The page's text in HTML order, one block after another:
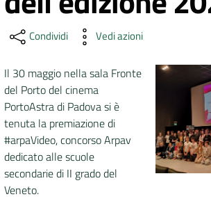
TERRITORIO
SERVIZI
DATI
AMBIENTALI
Condividi Vedi azioni
Il 30 maggio nella sala Fronte
del Porto del cinema
PortoAstra di Padova si è
tenuta la premiazione di
#arpaVideo, concorso Arpav
dedicato alle scuole
secondarie di II grado del
Veneto.